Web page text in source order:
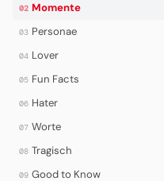
02 Momente
03 Personae
04 Lover
05 Fun Facts
06 Hater
07 Worte
08 Tragisch
09 Good to Know